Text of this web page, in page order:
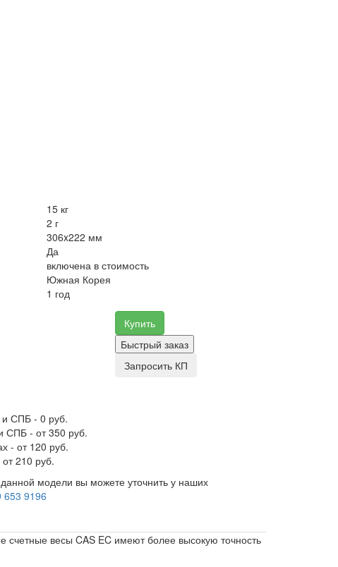
15 кг
2 г
306x222 мм
Да
включена в стоимость
Южная Корея
1 год
Купить
Быстрый заказ
Запросить КП
СПБ - 0 руб.
СПБ - от 350 руб.
- от 120 руб.
210 руб.
модели вы можете уточнить у наших
653 9196
весы CAS EC имеют более высокую точность